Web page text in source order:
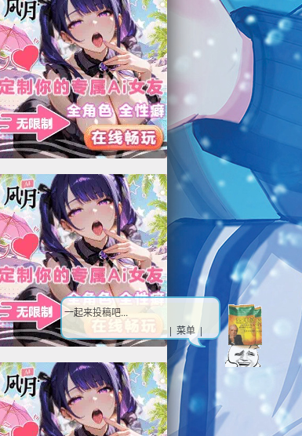
一起来投稿吧...
| 菜单 |